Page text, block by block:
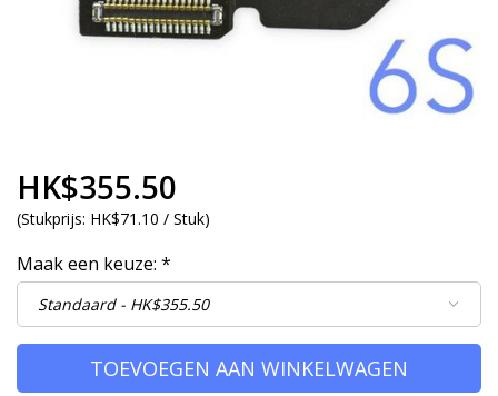
HK$355.50
(Stukprijs: HK$71.10 / Stuk)
Maak een keuze: *
TOEVOEGEN AAN WINKELWAGEN